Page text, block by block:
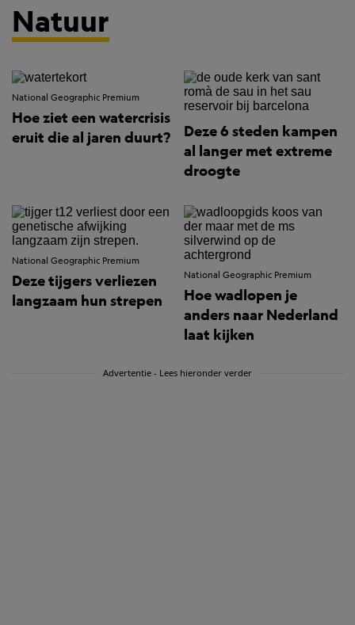
Natuur
National Geographic Premium
Hoe ziet een watercrisis
eruit die al jaren duurt?
Deze 6 steden kampen
al langer met extreme
droogte
National Geographic Premium
Deze tijgers verliezen
langzaam hun strepen
National Geographic Premium
Hoe wadlopen je
anders naar Nederland
laat kijken
Advertentie - Lees hieronder verder